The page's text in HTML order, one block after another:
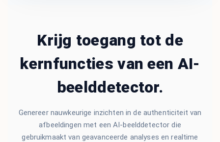
Krijg toegang tot de
kernfuncties van een AI-
beelddetector.
Genereer nauwkeurige inzichten in de authenticiteit van
afbeeldingen met een AI-beelddetector die
gebruikmaakt van geavanceerde analyses en realtime